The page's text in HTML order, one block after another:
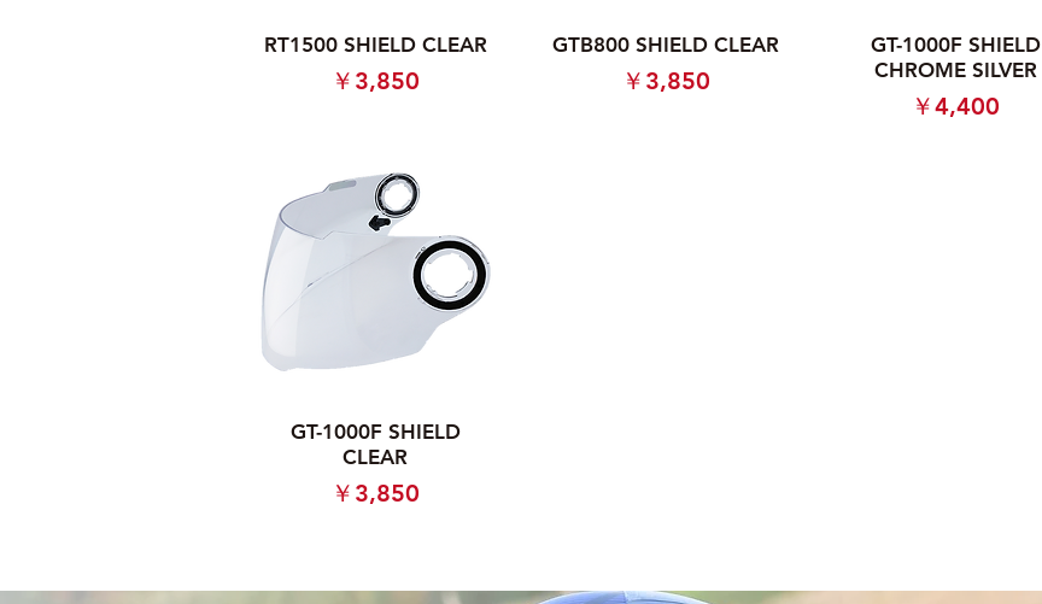
RT1500 SHIELD CLEAR
価格
￥3,850
GTB800 SHIELD CLEAR
価格
￥3,850
GT-1000F SHIELD
CHROME SILVER
価格
￥4,400
GT-1000F SHIELD
CLEAR
価格
￥3,850